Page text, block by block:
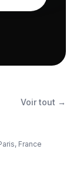
Voir tout →
France